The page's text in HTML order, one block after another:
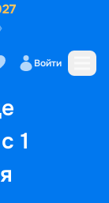
Войти
1
и